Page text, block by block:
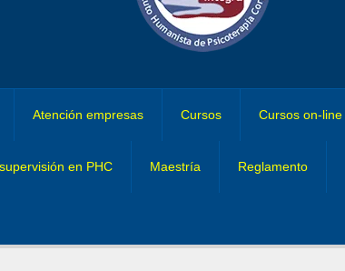
Atención empresas Cursos Cursos on-line
en PHC Maestría Reglamento